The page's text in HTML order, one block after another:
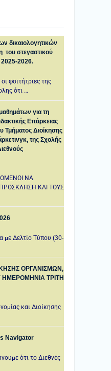
δικαιολογητικών
του στεγαστικού
2025-2026.
φοιτήτριες της
ότι …
για τη
Επάρκειας
Τμήματος Διοίκησης
της Σχολής
ΝΑ
ΚΑΙ ΤΟΥΣ
με Δελτίο Τύπου (30-
ΟΡΓΑΝΙΣΜΩΝ,
ΗΜΕΡΟΜΗΝΙΑ TΡΙΤΗ
και Διοίκησης
Navigator
ότι το Διεθνές